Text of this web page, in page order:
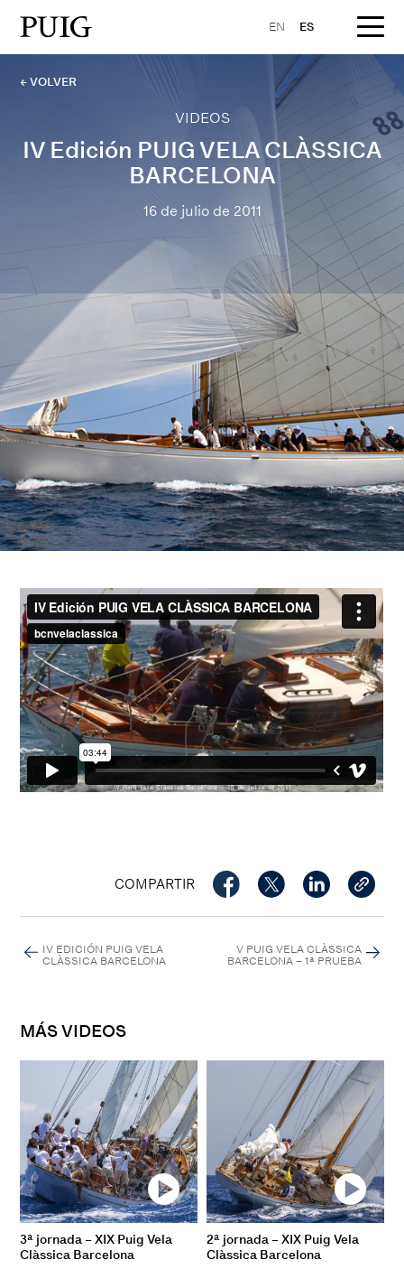
EN ES
← VOLVER
VIDEOS
IV Edición PUIG VELA CLÀSSICA
BARCELONA
16 de julio de 2011
COMPARTIR
IV EDICIÓN PUIG VELA
CLÀSSICA BARCELONA
V PUIG VELA CLÀSSICA
BARCELONA – 1ª PRUEBA
MÁS VIDEOS
3ª jornada – XIX Puig Vela
Clàssica Barcelona
2ª jornada – XIX Puig Vela
Clàssica Barcelona